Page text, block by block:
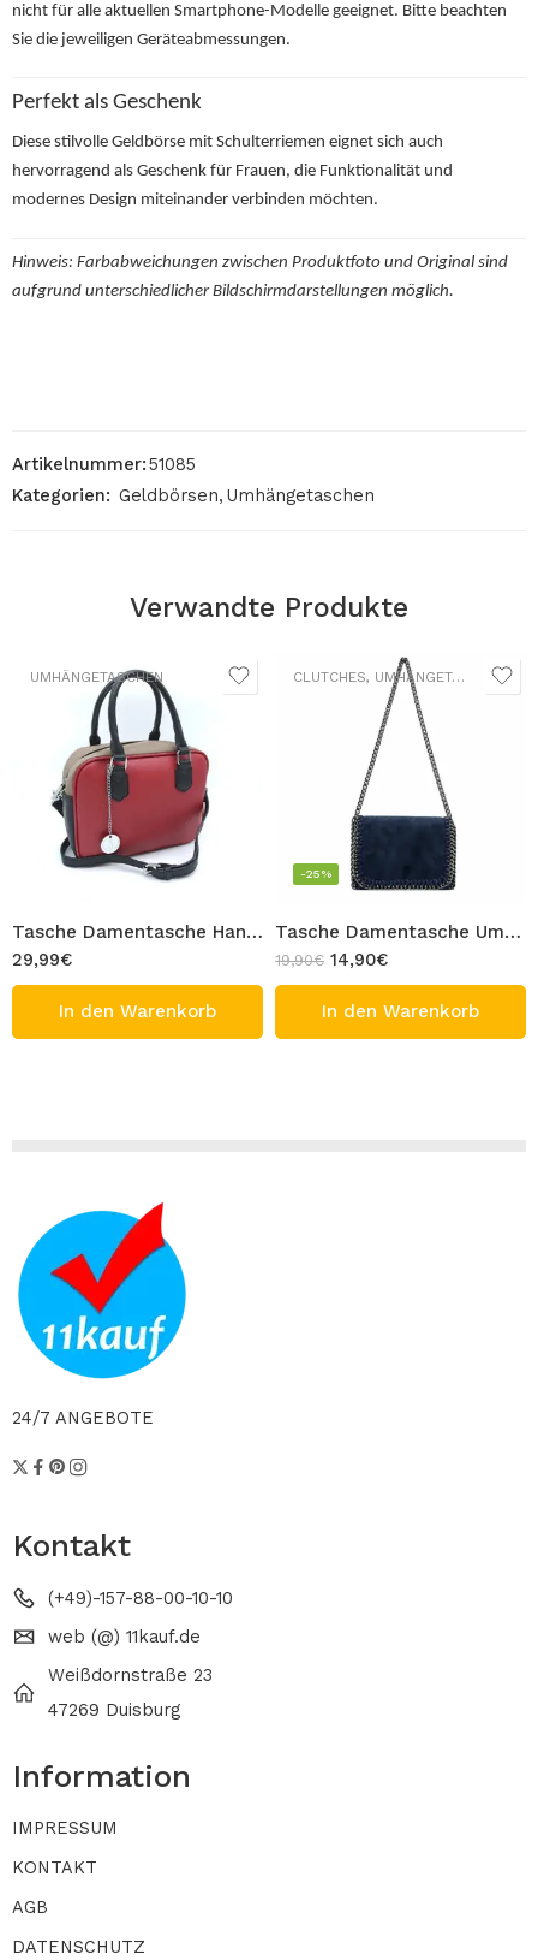
nicht für alle aktuellen Smartphone-Modelle geeignet. Bitte beachten
Sie die jeweiligen Geräteabmessungen.
Perfekt als Geschenk
Diese stilvolle Geldbörse mit Schulterriemen eignet sich auch
hervorragend als Geschenk für Frauen, die Funktionalität und
modernes Design miteinander verbinden möchten.
Hinweis: Farbabweichungen zwischen Produktfoto und Original sind
aufgrund unterschiedlicher Bildschirmdarstellungen möglich.
Artikelnummer:51085
Kategorien: Geldbörsen, Umhängetaschen
Verwandte Produkte
UMHÄNGETASCHEN
Tasche Damentasche Handtasche Umhängetasche Rot Beige Schwarz mit Schulterriemen Anhänger Schultertasche PU Leder Design MILLA
29,99€
In den Warenkorb
CLUTCHES, UMHÄNGETASCHEN
Tasche Damentasche Umhängetasche Crossbody Tasche mit dekorativer Kettenumrandung Dunkelblau Textil Design ELLA Mini
-25%
19,90€ 14,90€
In den Warenkorb
24/7 ANGEBOTE
Kontakt
(+49)-157-88-00-10-10
web (@) 11kauf.de
Weißdornstraße 23
47269 Duisburg
Information
IMPRESSUM
KONTAKT
AGB
DATENSCHUTZ